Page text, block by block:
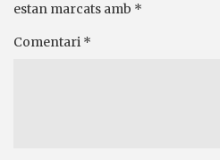
estan marcats amb *
Comentari *